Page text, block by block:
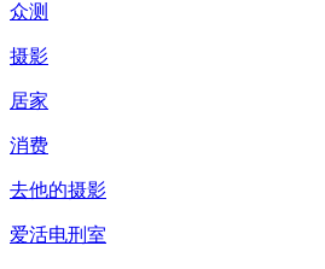
众测
摄影
居家
消费
去他的摄影
爱活电刑室